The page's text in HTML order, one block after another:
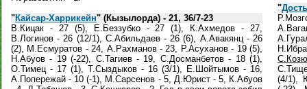
"Кайсар-Харрикейн" (Кызылорда) - 21, 36/7-23
В.Кицак - 27 (5), Е.Беззубко - 27 (1), К.Ахмедов - 27,
В.Логинов - 26 (12/1), С.Абильдаев - 26 (6), А.Авакянц - 26
(2), М.Есмуратов - 24, А.Рахманов - 23, Р.Асуханов - 19 (5),
Н.Абуов - 19 (-22), С.Тагиев - 19, С.Досманбетов - 18 (1),
О.Тимец - 17 (1), Т.Сыздыков - 16 (3/1), Е.Шойтымов - 16,
А.Попережай - 10 (-1), М.Сарсенов - 5, Д.Юрист - 5, К.Абуов
"
(4/1),